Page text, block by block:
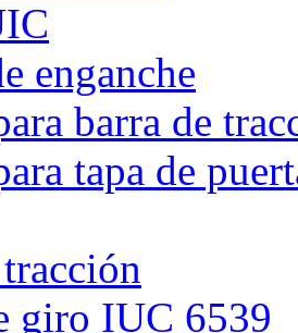
enganche
barra de
tapa de
giro IUC 6539